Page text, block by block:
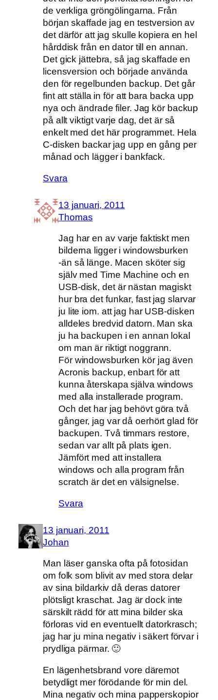
de verkliga gröngölingarna. Från
början skaffade jag en testversion av
det därför att jag skulle kopiera en hel
hårddisk från en dator till en annan.
Det gick jättebra, så jag skaffade en
licensversion och började använda
den för regelbunden backup. Det går
fint att ställa in för att bara backa upp
nya och ändrade filer. Jag kör backup
på allt viktigt varje dag, det är så
enkelt med det här programmet. Hela
C-disken backar jag upp en gång per
månad och lägger i bankfack.
Svara
13 januari, 2011
Thomas
Jag har en av varje faktiskt men
bilderna ligger i windowsburken
-än så länge. Macen sköter sig
själv med Time Machine och en
USB-disk, det är nästan magiskt
hur bra det funkar, fast jag slarvar
ju lite iom. att jag har USB-disken
alldeles bredvid datorn. Man ska
ju ha backupen i en annan lokal
om man är riktigt noggrann.
För windowsburken kör jag även
Acronis backup, enbart för att
kunna återskapa själva windows
med alla installerade program.
Och det har jag behövt göra två
gånger, jag var då oerhört glad för
backupen. Två timmars restore,
sedan var allt på plats igen.
Jämfört med att installera
windows och alla program från
scratch är det en välsignelse.
Svara
13 januari, 2011
Johan
Man läser ganska ofta på fotosidan
om folk som blivit av med stora delar
av sina bildarkiv då deras datorer
plötsligt kraschat. Jag är dock inte
särskilt rädd för att mina bilder ska
förloras vid en eventuellt datorkrasch;
jag har ju mina negativ i säkert förvar i
prydliga pärmar. 🙂
En lägenhetsbrand vore däremot
betydligt mer förödande för min del.
Mina negativ och mina papperskopior